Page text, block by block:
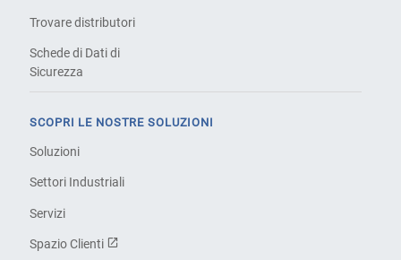
Trovare distributori
Schede di Dati di
Sicurezza
SCOPRI LE NOSTRE SOLUZIONI
Soluzioni
Settori Industriali
Servizi
Spazio Clienti